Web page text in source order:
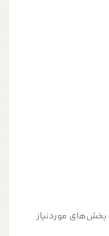
بخش‌های موردنیاز